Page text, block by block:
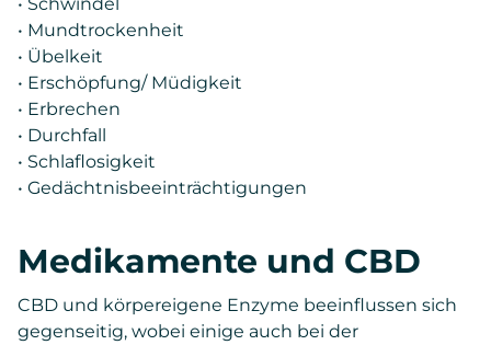
• Mundtrockenheit
• Übelkeit
• Erschöpfung/ Müdigkeit
• Erbrechen
• Durchfall
• Schlaflosigkeit
• Gedächtnisbeeinträchtigungen
Medikamente und CBD
CBD und körpereigene Enzyme beeinflussen sich
gegenseitig, wobei einige auch bei der